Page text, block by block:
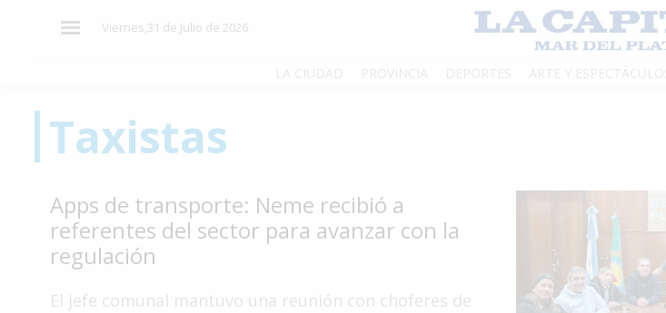
Viernes,31 de Julio de 2026
Mundo
Zona
Cultura
Taxistas
Apps de transporte: Neme recibió a
referentes del sector para avanzar con la
regulación
El jefe comunal mantuvo una reunión con choferes de